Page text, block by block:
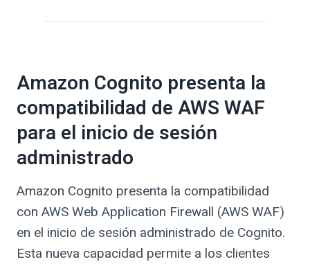
Amazon Cognito presenta la
compatibilidad de AWS WAF
para el inicio de sesión
administrado
Amazon Cognito presenta la compatibilidad
con AWS Web Application Firewall (AWS WAF)
en el inicio de sesión administrado de Cognito.
Esta nueva capacidad permite a los clientes